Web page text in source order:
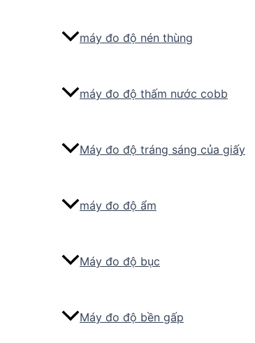
máy đo độ nén thùng
máy đo độ thấm nước cobb
Máy đo độ tráng sáng của giấy
máy đo độ ẩm
Máy đo độ bục
Máy đo độ bền gấp